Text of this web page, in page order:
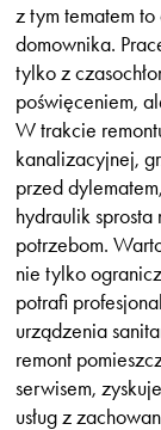
z tym tematem
domownika.
tylko z
poświęceniem,
W trakcie
kanalizacyjnej,
przed
hydraulik sprosta
potrzebom.
nie tylko
potrafi
urządzenia
remont
serwisem,
usług z